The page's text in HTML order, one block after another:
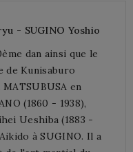
- SUGINO Yoshio
dan ainsi que le
de Kunisaburo
MATSUBUSA en
(1860 - 1938),
Ueshiba (1883 -
à SUGINO. Il a